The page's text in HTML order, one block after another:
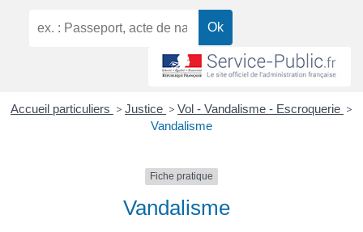
Accueil particuliers > Justice > Vol - Vandalisme - Escroquerie >
Vandalisme
Fiche pratique
Vandalisme